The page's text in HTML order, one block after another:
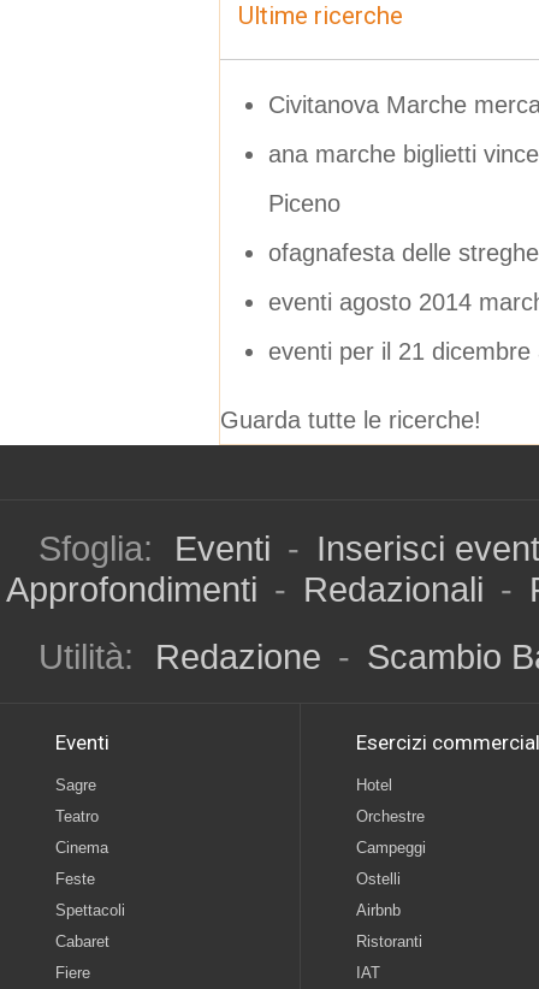
Ultime ricerche
Civitanova Marche
ana marche biglietti
Piceno
ofagnafesta delle streghe
eventi agosto 2014
eventi per il 21
Guarda tutte le ricerche!
Sfoglia: Eventi - Inserisci
Approfondimenti - Redazionali -
Utilità:
Redazione - Scambio
Eventi
Sagre
Teatro
Cinema
Feste
Spettacoli
Cabaret
Fiere
Esercizi
Hotel
Orchestre
Campeggi
Ostelli
Airbnb
Ristoranti
IAT